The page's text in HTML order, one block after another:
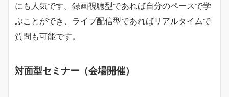
にも人気です。録画視聴型であれば自分のペースで学
ぶことができ、ライブ配信型であればリアルタイムで
質問も可能です。
対面型セミナー（会場開催）